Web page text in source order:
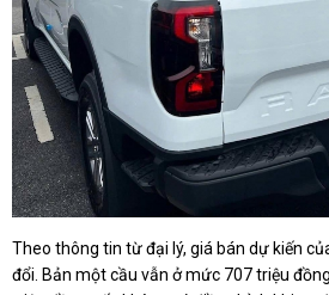
Theo thông tin từ đại lý, giá bán dự kiến
đổi. Bản một cầu vẫn ở mức 707 triệu